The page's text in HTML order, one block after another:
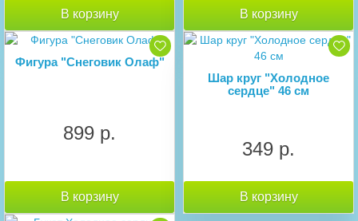
В корзину В корзину
Фигура "Снеговик Олаф"
899 р.
В корзину
Шар круг "Холодное
сердце" 46 см
349 р.
В корзину